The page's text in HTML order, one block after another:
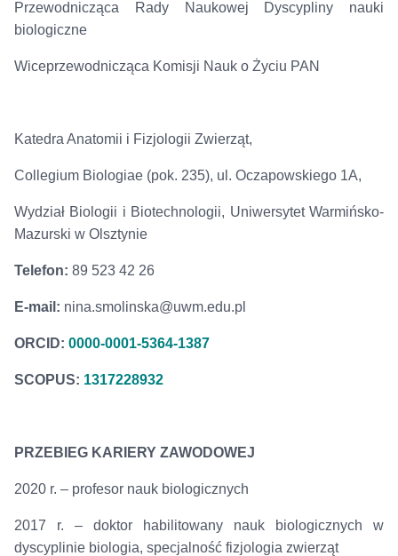
Przewodnicząca Rady Naukowej Dyscypliny nauki
biologiczne
Wiceprzewodnicząca Komisji Nauk o Życiu PAN
Katedra Anatomii i Fizjologii Zwierząt,
Collegium Biologiae (pok. 235), ul. Oczapowskiego 1A,
Wydział Biologii i Biotechnologii, Uniwersytet Warmińsko-
Mazurski w Olsztynie
Telefon: 89 523 42 26
E-mail: nina.smolinska@uwm.edu.pl
ORCID: 0000-0001-5364-1387
SCOPUS: 1317228932
PRZEBIEG KARIERY ZAWODOWEJ
2020 r. – profesor nauk biologicznych
2017 r. – doktor habilitowany nauk biologicznych w
dyscyplinie biologia, specjalność fizjologia zwierząt